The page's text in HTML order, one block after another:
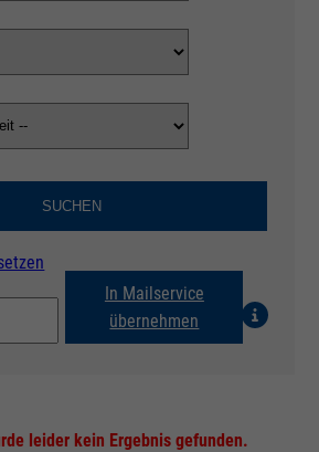
SUCHEN
In Mailservice
übernehmen
leider kein Ergebnis gefunden.